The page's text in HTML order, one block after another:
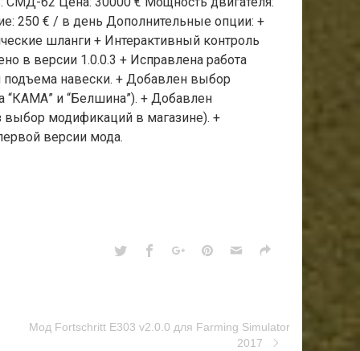
250 € / в день Дополнительные опции: +
шланги + Интерактивный контроль
в версии 1.0.0.3 + Исправлена работа
подъема навески. + Добавлен выбор
“КАМА” и “Белшина”). + Добавлен
выбор модификаций в магазине). +
версии мода.
Мод Fortschritt E303 v2.0.0 для Farming Simulator
2017